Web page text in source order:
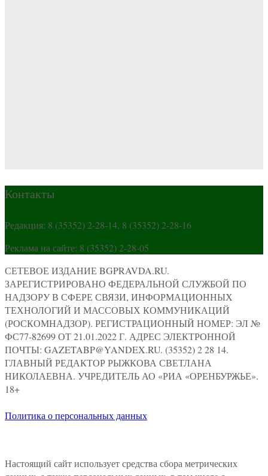
Контакты
Редакция: 8 (35352) 2-28-14, 8 (35352) 2-28-16
Реклама на сайте: 8 (35352) 2-28-05
СЕТЕВОЕ ИЗДАНИЕ BGPRAVDA.RU.
ЗАРЕГИСТРИРОВАНО ФЕДЕРАЛЬНОЙ СЛУЖБОЙ ПО
НАДЗОРУ В СФЕРЕ СВЯЗИ, ИНФОРМАЦИОННЫХ
ТЕХНОЛОГИЙ И МАССОВЫХ КОММУНИКАЦИЙ
(РОСКОМНАДЗОР). РЕГИСТРАЦИОННЫЙ НОМЕР: ЭЛ №
ФС77-82699 ОТ 21.01.2022 Г. АДРЕС ЭЛЕКТРОННОЙ
ПОЧТЫ: GAZETABP@YANDEX.RU. (35352) 2 28 14.
ГЛАВНЫЙ РЕДАКТОР РЫЖКОВА СВЕТЛАНА
НИКОЛАЕВНА. УЧРЕДИТЕЛЬ АО «РИА «ОРЕНБУРЖЬЕ».
18+
Политика о персональных данных
Настоящий сайт использует средства сбора метрических